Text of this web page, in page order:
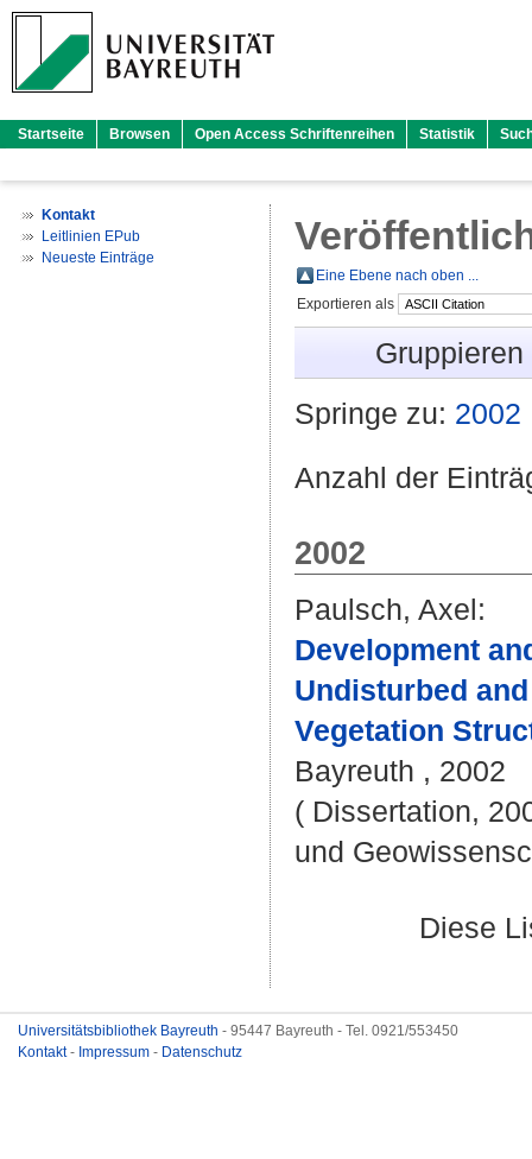
Startseite Browsen Open Access Schriftenreihen Statistik
Kontakt
Leitlinien EPub
Neueste Einträge
Eine Ebene nach oben ...
Exportieren als
Springe zu: 2002
Anzahl der
2002
Paulsch, Axel:
Development
Undisturbed
Vegetation
Bayreuth , 2002
( Dissertation,
und
Diese
Universitätsbibliothek Bayreuth - 95447 Bayreuth - Tel. 0921/553450
Kontakt- Impressum - Datenschutz